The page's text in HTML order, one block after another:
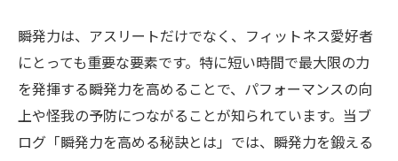
瞬発力は、アスリートだけでなく、フィットネス愛好者
にとっても重要な要素です。特に短い時間で最大限の力
を発揮する瞬発力を高めることで、パフォーマンスの向
上や怪我の予防につながることが知られています。当ブ
ログ「瞬発力を高める秘訣とは」では、瞬発力を鍛える